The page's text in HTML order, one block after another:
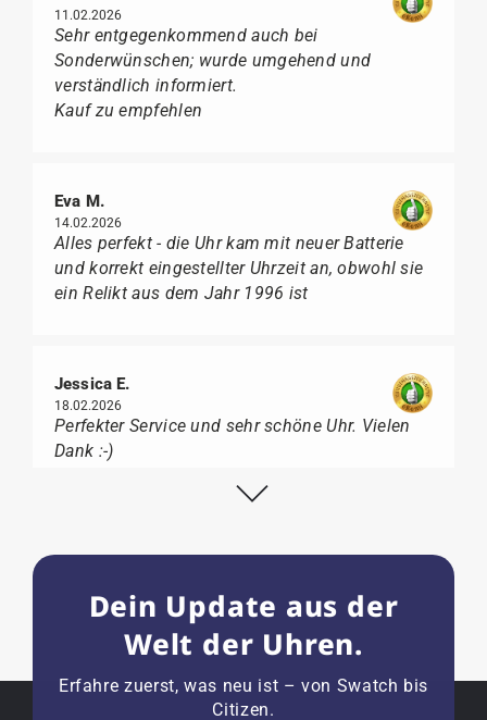
11.02.2026
Sehr entgegenkommend auch bei
Sonderwünschen; wurde umgehend und
verständlich informiert.
Kauf zu empfehlen
Eva M.
14.02.2026
Alles perfekt - die Uhr kam mit neuer Batterie
und korrekt eingestellter Uhrzeit an, obwohl sie
ein Relikt aus dem Jahr 1996 ist
Jessica E.
18.02.2026
Perfekter Service und sehr schöne Uhr. Vielen
Dank :-)
To find a new in the box watch from 2003 is
really a time capsule! Very satisfied to find such
a great shop! Thank you!
Dein Update aus der
Welt der Uhren.
Erfahre zuerst, was neu ist – von Swatch bis
Citizen.